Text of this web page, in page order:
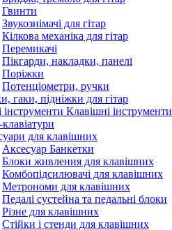
Гвинти
Звукознімачі для гітар
Кілкова механіка для гітар
Перемикачі
Пікгарди, накладки, панелі
Поріжки
Потенціометри, ручки
гаки, підніжки для гітар
Клавішні інструменти
для клавішних
Аксесуар Банкетки
Блоки живлення для клавішних
Комбопідсилювачі для клавішних
Метрономи для клавішних
Педалі сустейна та педальні блоки
Різне для клавішних
Стійки і стенди для клавішних